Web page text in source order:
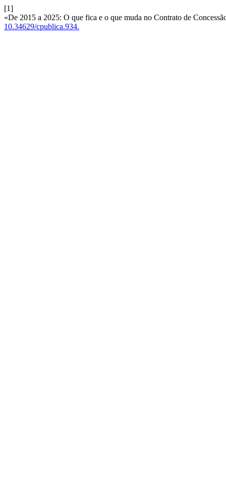
[1]
«De 2015 a 2025: O que fica e o que muda no Contrato de
10.34629/cpublica.934.